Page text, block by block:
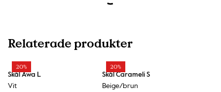
Relaterade produkter
20%
Skål Awa L
Vit
20%
Skål Carameli S
Beige/brun